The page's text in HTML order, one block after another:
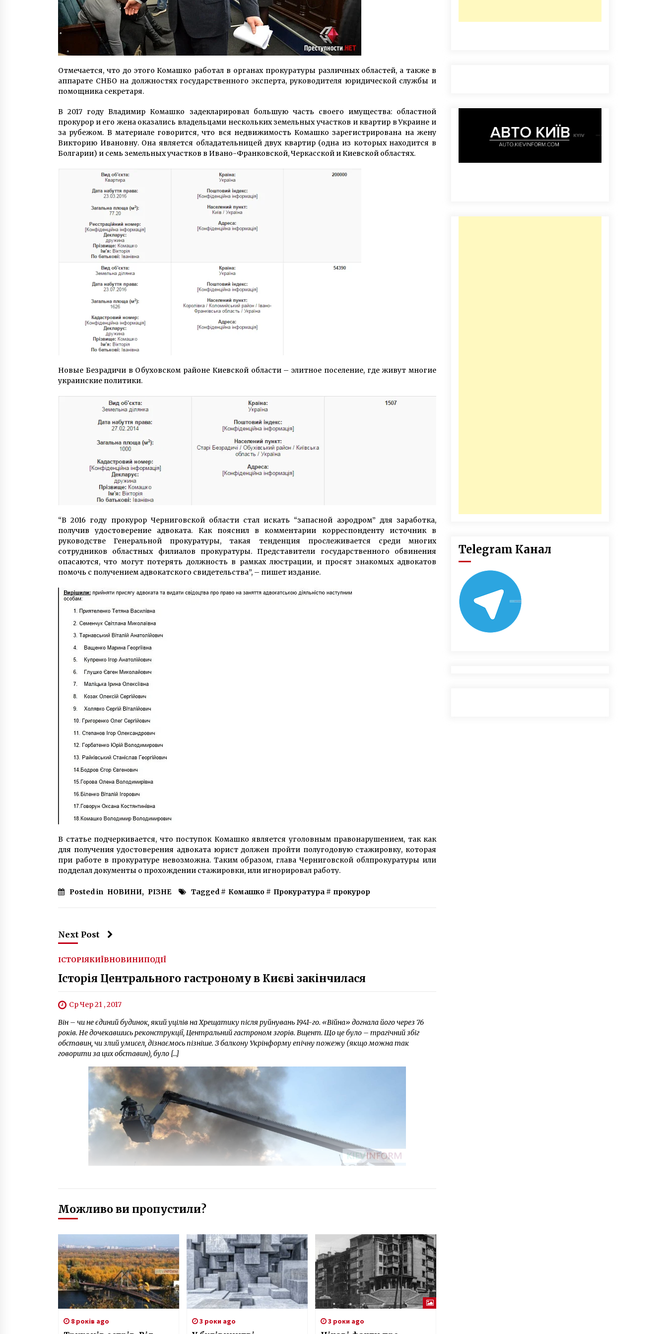
Отмечается, что до этого Комашко работал в органах прокуратуры различных областей, а также в
аппарате СНБО на должностях государственного эксперта, руководителя юридической службы и
помощника секретаря.
В 2017 году Владимир Комашко задекларировал большую часть своего имущества: областной
прокурор и его жена оказались владельцами нескольких земельных участков и квартир в Украине и
за рубежом. В материале говорится, что вся недвижимость Комашко зарегистрирована на жену
Викторию Ивановну. Она является обладательницей двух квартир (одна из которых находится в
Болгарии) и семь земельных участков в Ивано-Франковской, Черкасской и Киевской областях.
Новые Безрадичи в Обуховском районе Киевской области – элитное поселение, где живут многие
украинские политики.
“В 2016 году прокурор Черниговской области стал искать “запасной аэродром” для заработка,
получив удостоверение адвоката. Как пояснил в комментарии корреспонденту источник в
руководстве Генеральной прокуратуры, такая тенденция прослеживается среди многих
сотрудников областных филиалов прокуратуры. Представители государственного обвинения
опасаются, что могут потерять должность в рамках люстрации, и просят знакомых адвокатов
помочь с получением адвокатского свидетельства”, – пишет издание.
В статье подчеркивается, что поступок Комашко является уголовным правонарушением, так как
для получения удостоверения адвоката юрист должен пройти полугодовую стажировку, которая
при работе в прокуратуре невозможна. Таким образом, глава Черниговской облпрокуратуры или
подделал документы о прохождении стажировки, или игнорировал работу.
Posted in НОВИНИ, РІЗНЕ Tagged # Комашко # Прокуратура # прокурор
Next Post
ІСТОРІЯКИЇВНОВИНИПОДІЇ
Історія Центрального гастроному в Києві закінчилася
Ср Чер 21 , 2017
Він – чи не єдиний будинок, який уцілів на Хрещатику після руйнувань 1941-го. «Війна» догнала його через 76
років. Не дочекавшись реконструкції, Центральний гастроном згорів. Вщент. Що це було – трагічний збіг
обставин, чи злий умисел, дізнаємось пізніше. З балкону Укрінформу епічну пожежу (якщо можна так
говорити за цих обставин), було […]
Можливо ви пропустили?
8 років ago 3 роки ago 3 роки ago
Telegram Канал